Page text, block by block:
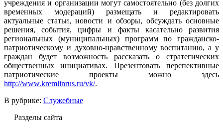
учреждения и организации могут самостоятельно (без долгих
временных модераций) размещать и редактировать
актуальные статьи, новости и обзоры, обсуждать основные
решения, события, цифры и факты касательно развития
региональных (муниципальных) программ по гражданско-
патриотическому и духовно-нравственному воспитанию, а у
граждан будет возможность рассказать о стратегических
общественных инициативах. Презентовать перспективные
патриотические проекты можно здесь
http://www.kremlinrus.ru/vk/.
В рубрике: Служебные
Разделы сайта